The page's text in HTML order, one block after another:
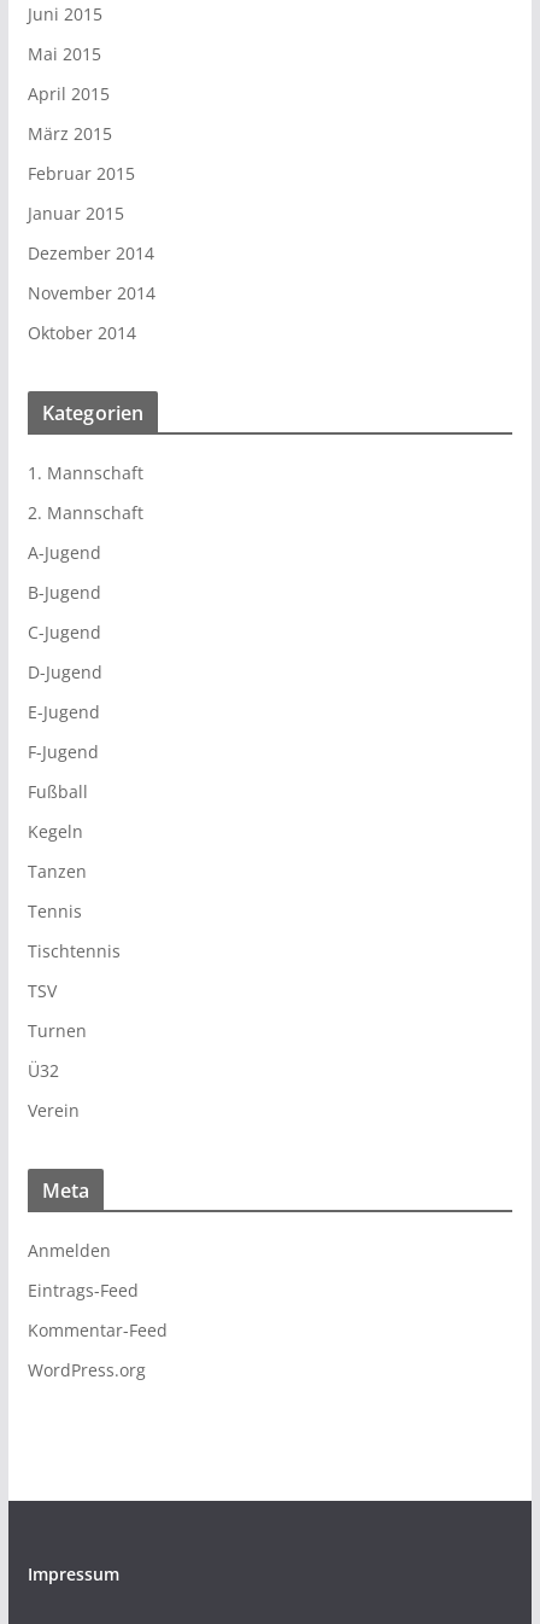
Juni 2015
Mai 2015
April 2015
März 2015
Februar 2015
Januar 2015
Dezember 2014
November 2014
Oktober 2014
Kategorien
1. Mannschaft
2. Mannschaft
A-Jugend
B-Jugend
C-Jugend
D-Jugend
E-Jugend
F-Jugend
Fußball
Kegeln
Tanzen
Tennis
Tischtennis
TSV
Turnen
Ü32
Verein
Meta
Anmelden
Eintrags-Feed
Kommentar-Feed
WordPress.org
Impressum